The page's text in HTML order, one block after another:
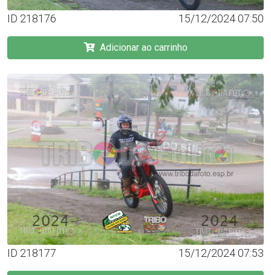
ID 218176 15/12/2024 07:50
Adicionar ao carrinho
ID 218177 15/12/2024 07:53